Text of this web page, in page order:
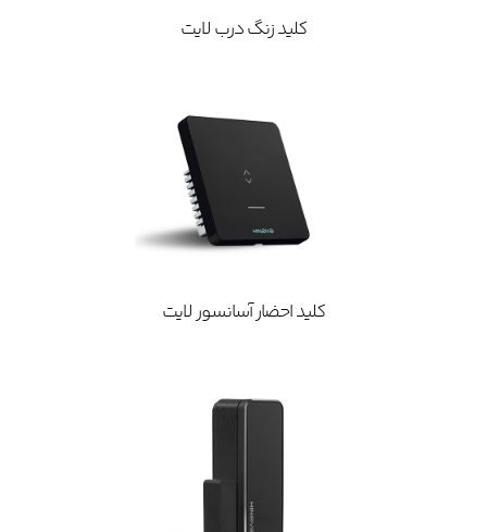
کلید زنگ درب لایت
کلید احضار آسانسور لایت